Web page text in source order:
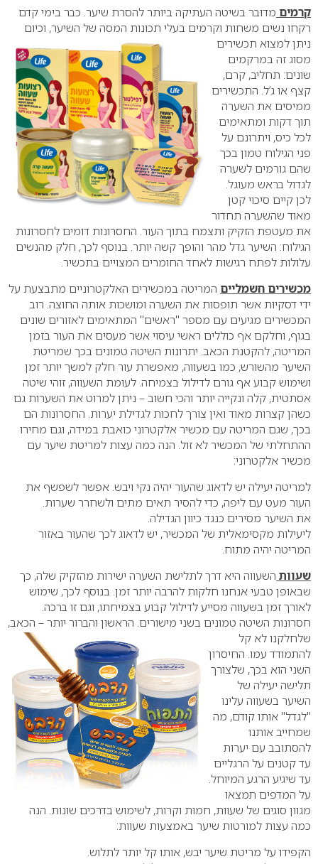
קרמים מדובר בשיטה העתיקה ביותר להסרת שיער. כבר בימי קדם
רקחו נשים משחות וקרמים בעלי תכונות המסה של השיער, וכיום
ניתן למצוא תכשירים
מסוג זה במרקמים
שונים: תחליב, קרם,
קצף או ג’ל. התכשירים
ממיסים את השערה
תוך דקות ומתאימים
לכל כיס, ויתרונם על
פני הגילוח טמון בכך
שהם גורמים לשערה
לגדול בראש מעוגל.
לכן קיים סיכוי קטן
מאוד שהשערה תחדור
את מעטפת הזקיק ותצמח בתוך העור. החסרונות דומים לחסרונות
הגילוח: השיער גדל מהר והופך קשה יותר. בנוסף לכך, חלק מהנשים
עלולות לפתח רגישות לאחד החומרים המצויים בתכשיר.
מכשירים חשמליים המריטה במכשירים האלקטרוניים מתבצעת על
ידי דסקיות אשר תופסות את השערה ומושכות אותה החוצה. רוב
המכשירים מגיעים עם מספר "ראשים" המתאימים לאזורים שונים
בגוף, וחלקם אף כוללים ראשי עיסוי אשר מעסים את העור בזמן
המריטה, להקטנת הכאב. יתרונות השיטה טמונים בכך שמריטת
השיער מהשורש, כמו בשעווה, מאפשרת עור חלק למשך יותר זמן
ושימוש קבוע אף גורם לדילול בצמיחה. לעומת השעווה, זוהי שיטה
אסתטית, קלה ונקייה יותר והכי חשוב – ניתן למרוט את השערות גם
כשהן קצרות מאוד ואין צורך לחכות לגדילת יערות. החסרונות הם
בכך, שגם המריטה עם מכשיר אלקטרוני כואבת במידה, וגם מחירו
ההתחלתי של המכשיר לא זול. הנה כמה עצות למריטת שיער עם
מכשיר אלקטרוני:
למריטה יעילה יש לדאוג שהעור יהיה נקי ויבש. אפשר לשפשף את
העור מעט עם ליפה, כדי להסיר תאים מתים ולשחרר שערות.
את השיער מסירים כנגד כיוון הגדילה.
ליעילות מקסימאלית של המכשיר, יש לדאוג לכך שהעור באזור
המריטה יהיה מתוח.
שעוות השעווה היא דרך לתלישת השערה ישירות מהזקיק שלה, כך
שבאופן טבעי אנחנו חלקות להרבה יותר זמן. בנוסף לכך, שימוש
לאורך זמן בשעווה מסייע לדילול קבוע בצמיחתו, וגם זו ברכה.
חסרונות השיטה טמונים בשני מישורים. הראשון והברור יותר – הכאב,
שלחלקנו לא קל
להתמודד עמו. החיסרון
השני הוא בכך, שלצורך
תלישה יעילה של
השיער בשעווה עלינו
"לגדל" אותו קודם, מה
שמחייב אותנו
להסתובב עם יערות
עד קטנים על הרגליים
עד שיגיע הרגע המיוחל.
על המדפים תמצאו
מגוון סוגים של שעוות, חמות וקרות, לשימוש בדרכים שונות. הנה
כמה עצות למורטות שיער באמצעות שעוות:
הקפידו על מריטת שיער יבש, אותו קל יותר לתלוש.